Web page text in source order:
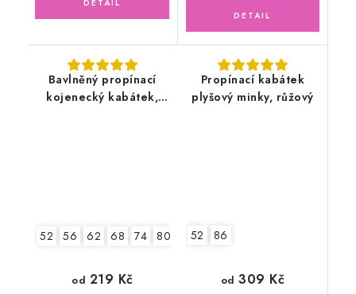
Bavlněný propínací
kojenecký kabátek,
52 56 62 68 74 80 86
od 219 Kč
Propínací kabátek
plyšový minky, růžový
52 86
od 309 Kč